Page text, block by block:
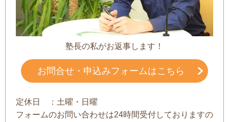
塾長の私がお返事します！
お問合せ・申込みフォームはこちら
定休日 ：土曜・日曜
フォームのお問い合わせは24時間受付しておりますの